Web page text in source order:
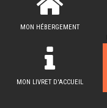
MON HÉBERGEMENT
MON LIVRET D'ACCUEIL